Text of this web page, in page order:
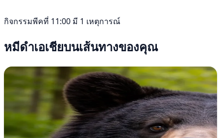
กิจกรรมพีคที่ 11:00 มี 1 เหตุการณ์
หมีดำเอเชียบนเส้นทางของคุณ